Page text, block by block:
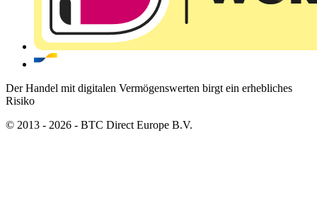
Der Handel mit digitalen Vermögenswerten birgt ein erhebliches
Risiko
© 2013 - 2026 - BTC Direct Europe B.V.